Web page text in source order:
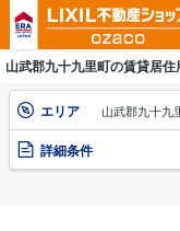
山武郡九十九里町の賃貸居住
エリア 山武郡九十九
詳細条件